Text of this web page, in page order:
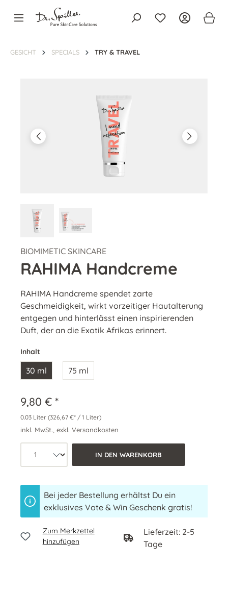
springen
GESICHT SPECIALS TRY & TRAVEL
BIOMIMETIC SKINCARE
RAHIMA Handcreme
RAHIMA Handcreme spendet zarte
Geschmeidigkeit, wirkt vorzeitiger Hautalterung
entgegen und hinterlässt einen inspirierenden
Duft, der an die Exotik Afrikas erinnert.
Inhalt
30 ml 75 ml
9,80 € *
0.03 Liter (326,67 €* / 1 Liter)
inkl. MwSt., exkl. Versandkosten
Produkt Anzahl: Wähle die
IN DEN WARENKORB
Bei jeder Bestellung erhältst Du ein
exklusives Vote & Win Geschenk gratis!
Zum Merkzettel
hinzufügen
Lieferzeit: 2-5
Tage